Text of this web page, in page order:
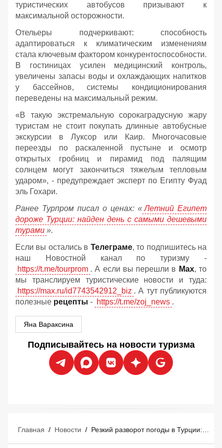
туристических автобусов призывают к
максимальной осторожности.
Отельеры подчеркивают: способность
адаптироваться к климатическим изменениям
стала ключевым фактором конкурентоспособности.
В гостиницах усилен медицинский контроль,
увеличены запасы воды и охлаждающих напитков
у бассейнов, системы кондиционирования
переведены на максимальный режим.
«В такую экстремальную сорокаградусную жару
туристам не стоит покупать длинные автобусные
экскурсии в Луксор или Каир. Многочасовые
переезды по раскаленной пустыне и осмотр
открытых гробниц и пирамид под палящим
солнцем могут закончиться тяжелым тепловым
ударом», - предупреждает эксперт по Египту Фуад
эль Гохари.
Ранее Турпром писал о ценах: « Летний Египет
дороже Турции: найден день с самыми дешевыми
турами ».
Если вы остались в Телеграме, то подпишитесь на
наш Новостной канал по туризму -
https://t.me/tourprom . А если вы перешли в Мах, то
мы транслируем туристические новости и туда:
https://max.ru/id7743542912_biz . А тут публикуются
полезные рецепты - https://t.me/zoj_news .
Яна Вараксина
Подписывайтесь на новости туризма
Главная / Новости / Резкий разворот погоды в Турции: на популярные курорты надвигается мощный штормовой удар